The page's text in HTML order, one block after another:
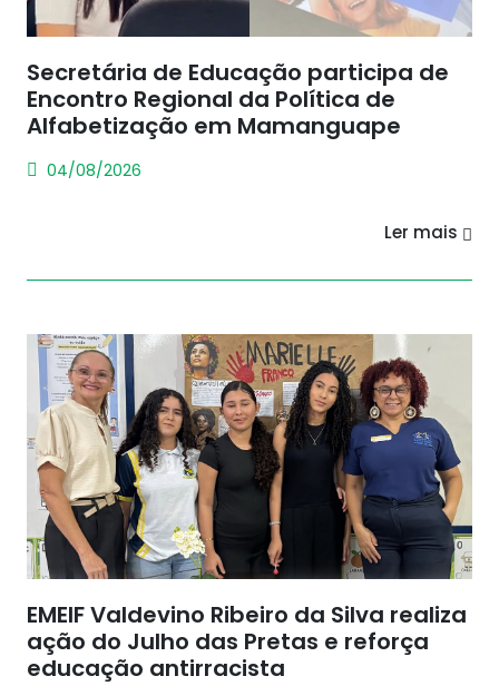
Secretária de Educação participa de
Encontro Regional da Política de
Alfabetização em Mamanguape
04/08/2026
Ler mais
EMEIF Valdevino Ribeiro da Silva realiza
ação do Julho das Pretas e reforça
educação antirracista